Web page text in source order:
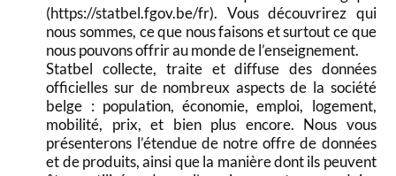
(https://statbel.fgov.be/fr). Vous découvrirez qui
nous sommes, ce que nous faisons et surtout ce que
nous pouvons offrir au monde de l’enseignement.
Statbel collecte, traite et diffuse des données
officielles sur de nombreux aspects de la société
belge : population, économie, emploi, logement,
mobilité, prix, et bien plus encore. Nous vous
présenterons l’étendue de notre offre de données
et de produits, ainsi que la manière dont ils peuvent